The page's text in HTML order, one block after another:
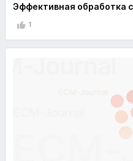
Эффективная обработка
1